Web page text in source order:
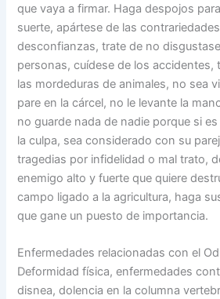
que vaya a firmar. Haga despojos
suerte, apártese de las
desconfianzas, trate de no
personas, cuídese de los accidentes,
las mordeduras de animales, no sea
pare en la cárcel, no le levante la
no guarde nada de nadie porque si
la culpa, sea considerado con su
tragedias por infidelidad o mal trato,
enemigo alto y fuerte que quiere
campo ligado a la agricultura, haga
que gane un puesto de importancia.
Enfermedades relacionadas con el
Deformidad física, enfermedades
disnea, dolencia en la columna